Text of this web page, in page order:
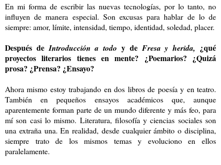
En mi forma de escribir las nuevas tecnologías, por lo tanto, no
influyen de manera especial. Son excusas para hablar de lo de
siempre: amor, límite, intensidad, tiempo, identidad, soledad, placer.
Después deIntroducción a todo y deFresa y herida, ¿qué
proyectos literarios tienes en mente? ¿Poemarios? ¿Quizá
prosa? ¿Prensa? ¿Ensayo?
Ahora mismo estoy trabajando en dos libros de poesía y en teatro.
También en pequeños ensayos académicos que, aunque
aparentemente forman parte de un mundo diferente y más feo, para
mí son casi lo mismo. Literatura, filosofía y ciencias sociales son
una extraña una. En realidad, desde cualquier ámbito o disciplina,
siempre trato de los mismos temas y evoluciono en ellos
paralelamente.